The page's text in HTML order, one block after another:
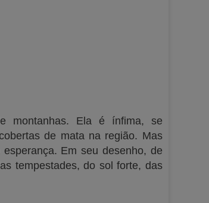
montanhas. Ela é ínfima, se
de mata na região. Mas
Em seu desenho, de
tempestades, do sol forte, das